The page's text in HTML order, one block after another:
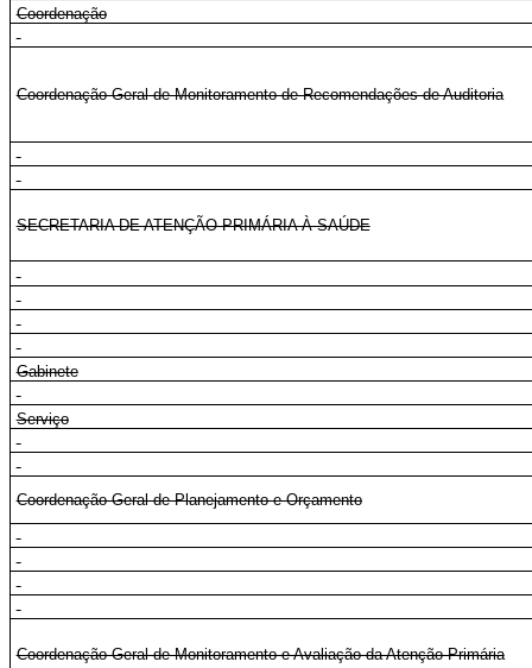
Coordenação
Coordenação-Geral de Monitoramento de Recomendações de Auditoria
SECRETARIA DE ATENÇÃO PRIMÁRIA À SAÚDE
Gabinete
Serviço
Coordenação-Geral de Planejamento e Orçamento
Coordenação-Geral de Monitoramento e Avaliação da Atenção Primária